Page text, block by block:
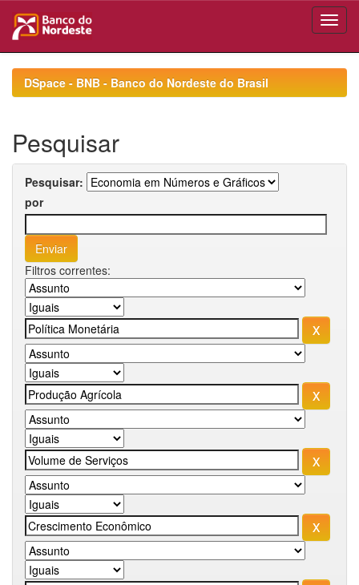
navigationDSpace - BNB - Banco do Nordeste do Brasil
Pesquisar
Pesquisar:
por
Filtros correntes: